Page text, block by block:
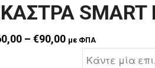
– €90,00 με ΦΠΑ